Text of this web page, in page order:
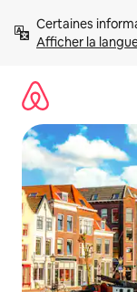
directement
Afficher la